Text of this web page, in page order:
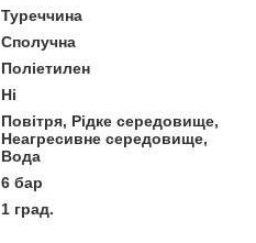
Туреччина
Сполучна
Поліетилен
Ні
Повітря, Рідке середовище,
Неагресивне середовище,
Вода
6 бар
1 град.